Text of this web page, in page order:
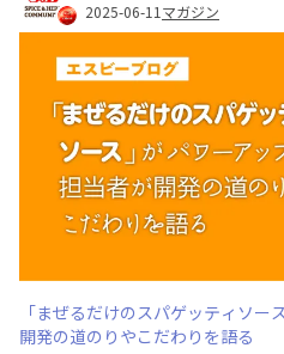
2025-06-11 マガジン
「まぜるだけのスパゲッティソ
開発の道のりやこだわりを語る